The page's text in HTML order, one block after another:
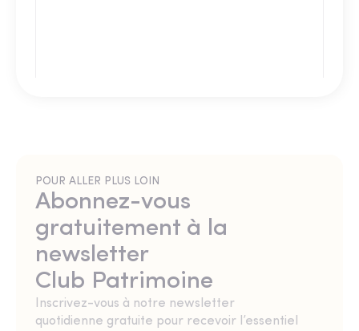
POUR ALLER PLUS LOIN
Abonnez-vous
gratuitement à la
newsletter
Club Patrimoine
Inscrivez-vous à notre newsletter
quotidienne gratuite pour recevoir l’essentiel